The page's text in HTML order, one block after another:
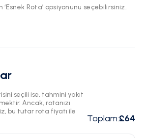
Rota’ opsiyonunu seçebilirsiniz.
seçili ise, tahmini yakıt
Ancak, rotanızı
bu tutar rota fiyatı ile
Toplam:£64